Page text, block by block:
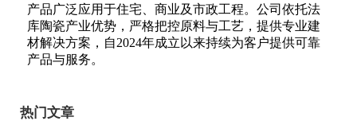
产品广泛应用于住宅、商业及市政工程。公司依托法
库陶瓷产业优势，严格把控原料与工艺，提供专业建
材解决方案，自2024年成立以来持续为客户提供可靠
产品与服务。
热门文章